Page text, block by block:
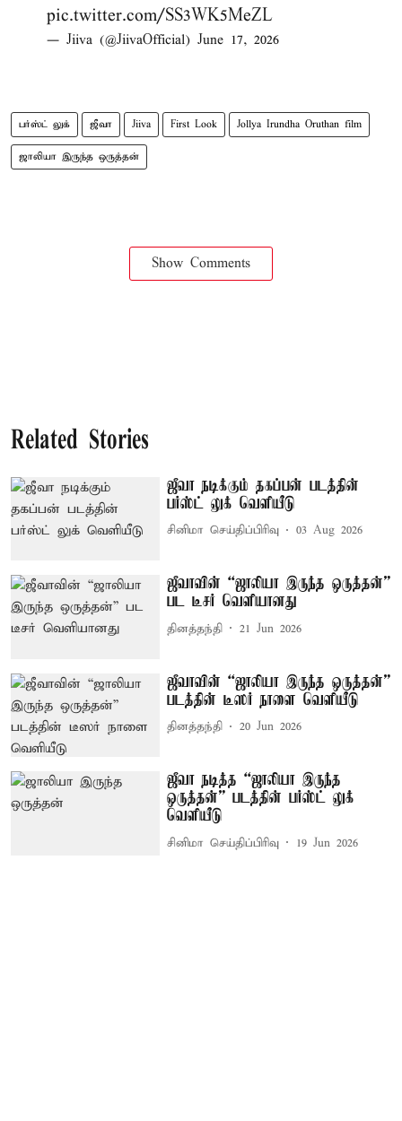
pic.twitter.com/SS3WK5MeZL
— Jiiva (@JiivaOfficial) June 17, 2026
பர்ஸ்ட் லுக் ஜீவா Jiiva First Look Jollya Irundha Oruthan film
ஜாலியா இருந்த ஒருத்தன்
Show Comments
Related Stories
ஜீவா நடிக்கும் தகப்பன் படத்தின்
பர்ஸ்ட் லுக் வெளியீடு
சினிமா செய்திப்பிரிவு 03 Aug 2026
ஜீவாவின் “ஜாலியா இருந்த ஒருத்தன்”
பட டீசர் வெளியானது
தினத்தந்தி 21 Jun 2026
ஜீவாவின் “ஜாலியா இருந்த ஒருத்தன்”
படத்தின் டீஸர் நாளை வெளியீடு
தினத்தந்தி 20 Jun 2026
ஜீவா நடித்த “ஜாலியா இருந்த
ஒருத்தன்” படத்தின் பர்ஸ்ட் லுக்
வெளியீடு
சினிமா செய்திப்பிரிவு 19 Jun 2026